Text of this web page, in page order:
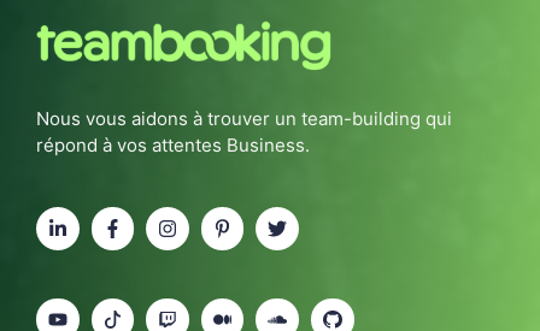
Nous vous aidons à trouver un team-building qui
répond à vos attentes Business.